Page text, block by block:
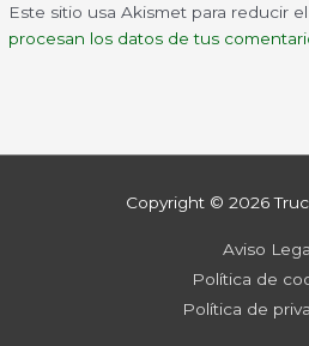
Este sitio usa Akismet para reducir
procesan los datos de tus
Copyright © 2026
Aviso
Política de
Política de